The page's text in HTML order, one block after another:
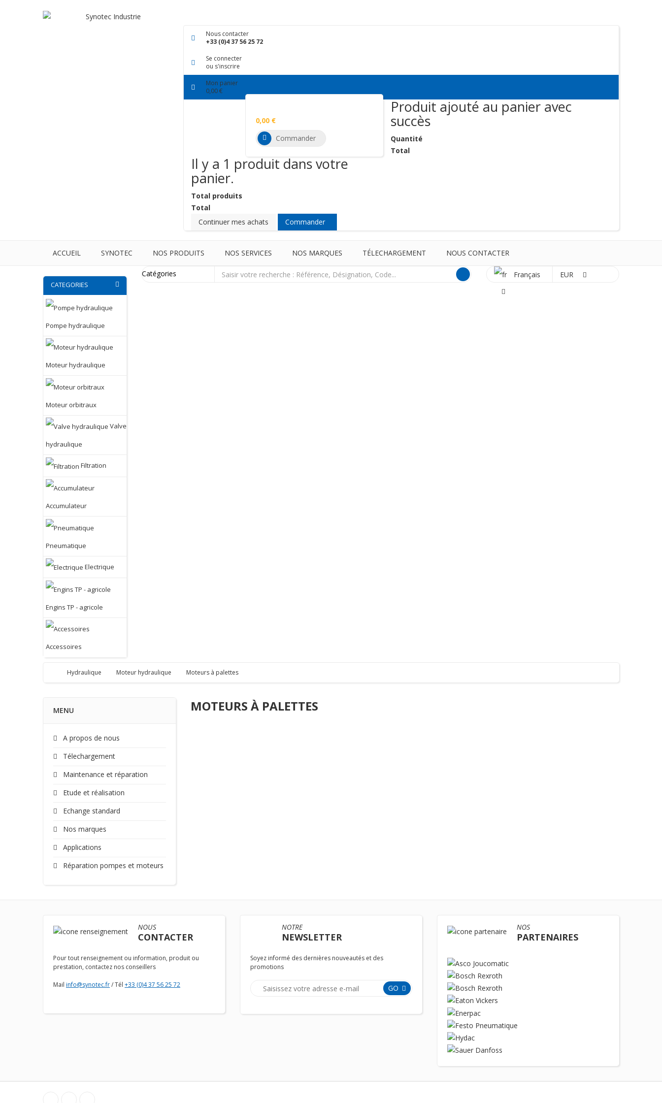
Nous contacter
+33 (0)4 37 56 25 72
Se connecter
ou s'inscrire
Mon panier
0,00 €
0,00 €
Commander
Produit ajouté au panier avec
succès
Quantité
Total
Il y a 1 produit dans votre
panier.
Total produits
Total
Continuer mes achats
Commander
ACCUEIL SYNOTEC NOS PRODUITS NOS SERVICES NOS MARQUES TÉLECHARGEMENT NOUS CONTACTER
CATEGORIES
Pompe hydraulique
Moteur hydraulique
Moteur orbitraux
Valve
hydraulique
Filtration
Accumulateur
Pneumatique
Electrique
Engins TP - agricole
Accessoires
Français EUR
Hydraulique Moteur hydraulique Moteurs à palettes
MENU
A propos de nous
Télechargement
Maintenance et réparation
Etude et réalisation
Echange standard
Nos marques
Applications
Réparation pompes et moteurs
MOTEURS À PALETTES
NOUS
CONTACTER
Pour tout renseignement ou information, produit ou
prestation, contactez nos conseillers
Mail info@synotec.fr/ Tél +33 (0)4 37 56 25 72
NOTRE
NEWSLETTER
Soyez informé des dernières nouveautés et des
promotions
GO
NOS
PARTENAIRES